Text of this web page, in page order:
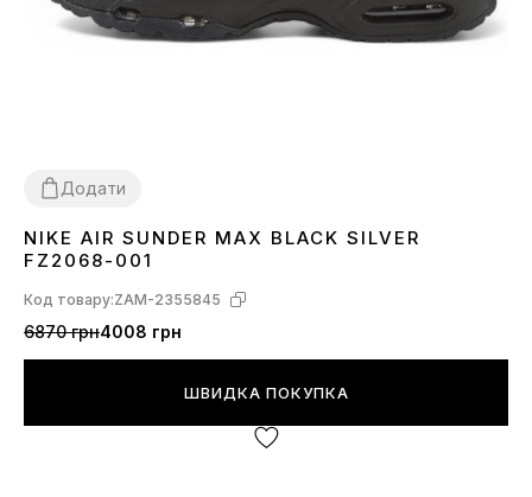
Додати
41
NIKE AIR SUNDER MAX BLACK SILVER
FZ2068-001
Код товару:ZAM-2355845
6870 грн4008 грн
ШВИДКА ПОКУПКА